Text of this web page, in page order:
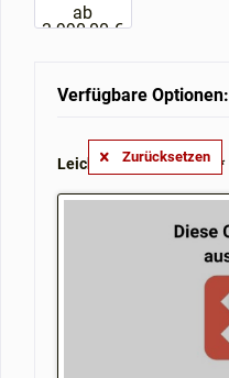
ab
3.990,00 €
Verfügbare Optionen:
Leichtgewichtrollator **
Zurücksetzen